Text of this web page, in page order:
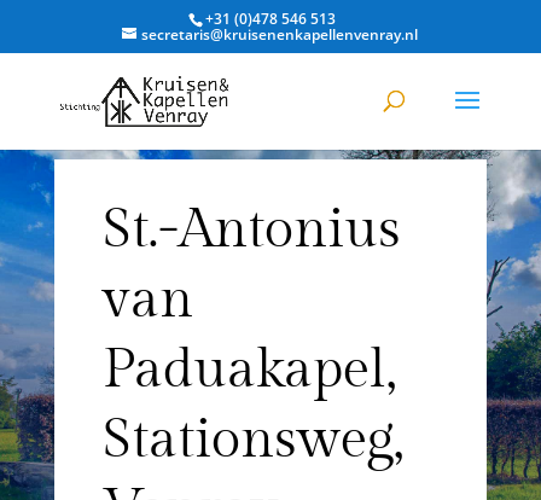
+31 (0)478 546 513
secretaris@kruisenenkapellenvenray.nl
St.-Antonius
van
Paduakapel,
Stationsweg,